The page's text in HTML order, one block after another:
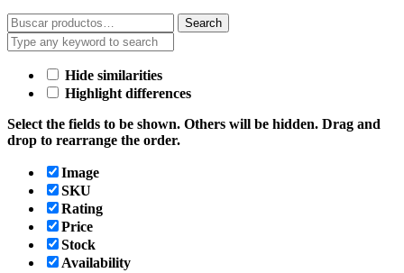
Search
for:
Search
Hide similarities
Highlight differences
Select the fields to be shown. Others will be hidden. Drag and
drop to rearrange the order.
Image
SKU
Rating
Price
Stock
Availability